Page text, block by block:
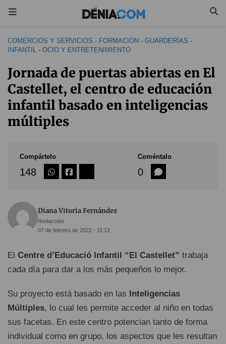
COMERCIOS Y SERVICIOS - FORMACIÓN - GUARDERÍAS -
INFANTIL - OCIO Y ENTRETENIMIENTO
Jornada de puertas abiertas en El
Castellet, el centro de educación
infantil basado en inteligencias
múltiples
Compártelo
148
Coméntalo
0
Diana Vitoria Fernández
Redacción
07 de febrero de 2022 - 11:12
El Centre d’Educació Infantil “El Castellet” trabaja
cada día para dar a los más pequeños lo mejor.
Su proyecto está basado en las Inteligencias
Múltiples, lo cual les permite acceder al niño en todas
sus facetas. En este centro potencian tanto de forma
individual como en grupo, los aspectos que les resultan